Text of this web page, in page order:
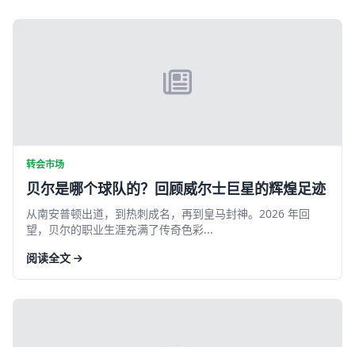
转会市场
贝尔是哪个球队的？回顾威尔士巨星的辉煌足迹
从南安普顿出道，到热刺成名，再到皇马封神。2026 年回
望，贝尔的职业生涯充满了传奇色彩...
阅读全文